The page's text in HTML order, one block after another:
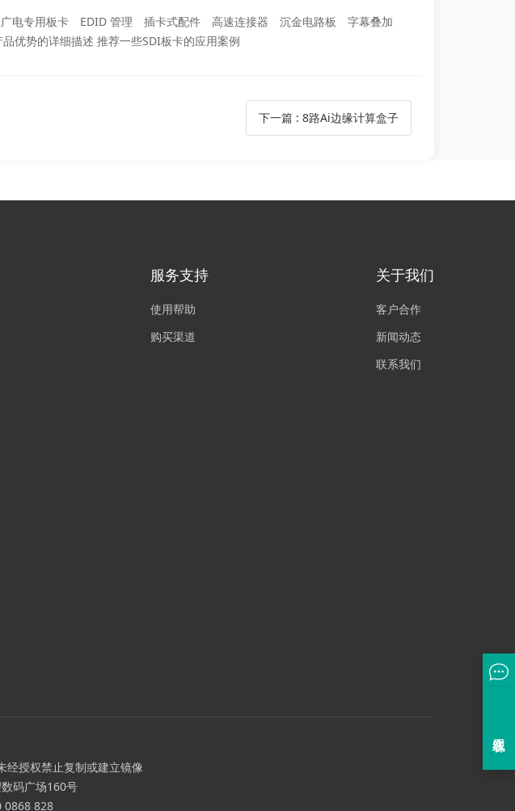
广电专用板卡 EDID 管理 插卡式配件 高速连接器 沉金电路板
字幕叠加
优势的详细描述 推荐一些SDI板卡的应用案例
下一篇: 8路Ai边缘计算盒子
服务支持
使用帮助
购买渠道
关于我们
客户合作
新闻动态
联系我们
经授权禁止复制或建立镜像
码广场160号
0868 828